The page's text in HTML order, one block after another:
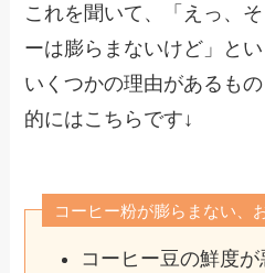
これを聞いて、「えっ、
ーは膨らまないけど」と
いくつかの理由があるも
的にはこちらです↓
コーヒー粉が膨らまない、
コーヒー豆の鮮度が